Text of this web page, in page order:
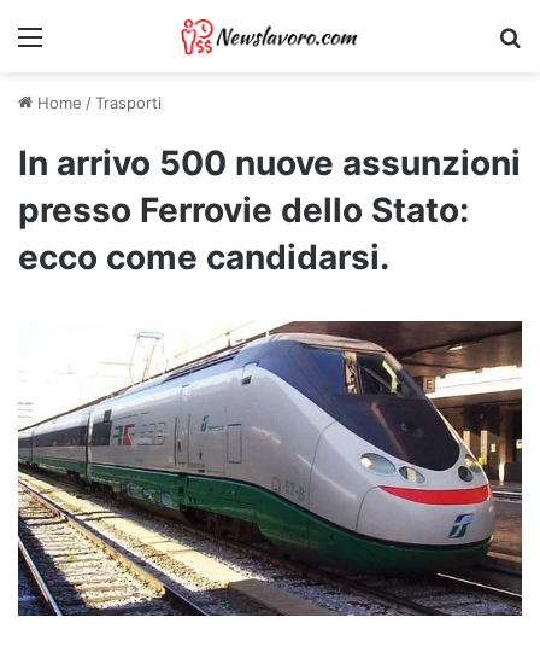
Menu
Home /Trasporti
In arrivo 500 nuove assunzioni
presso Ferrovie dello Stato:
ecco come candidarsi.